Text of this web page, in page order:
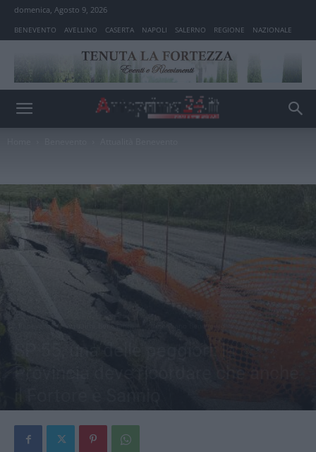
domenica, Agosto 9, 2026
BENEVENTO AVELLINO CASERTA NAPOLI SALERNO REGIONE NAZIONALE
Benevento Attualità Benevento
SP 55, una delle peggiori: la
Provincia deve ricordare che anche